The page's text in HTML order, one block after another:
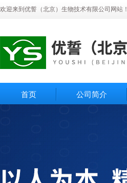
欢迎来到优誓（北京）生物技术有限公司网站！
首页 公司简介